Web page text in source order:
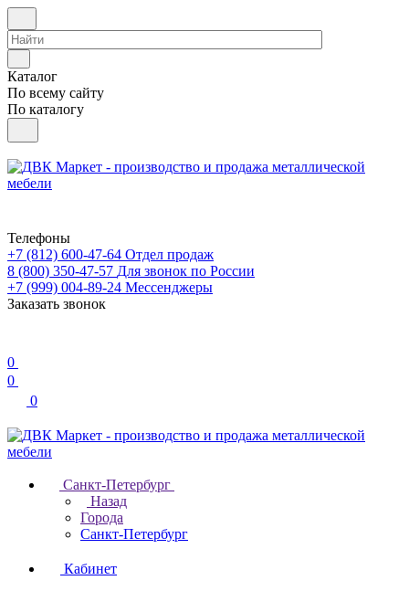
Каталог
По всему сайту
По каталогу
Телефоны
+7 (812) 600-47-64 Отдел продаж
8 (800) 350-47-57 Для звонок по России
+7 (999) 004-89-24 Мессенджеры
Заказать звонок
0
0
0
Санкт-Петербург
Назад
Города
Санкт-Петербург
Кабинет